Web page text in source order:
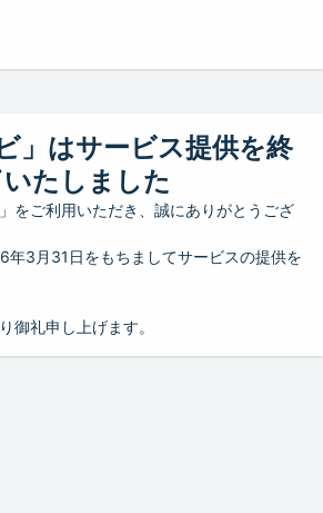
」はサービス提供を終
いたしました
をご利用いただき、誠にありがとうござ
年3月31日をもちましてサービスの提供を
御礼申し上げます。